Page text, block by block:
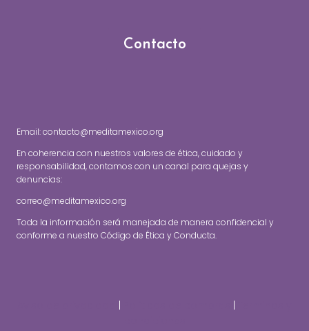
Contacto
Email: contacto@meditamexico.org
En coherencia con nuestros valores de ética, cuidado y
responsabilidad, contamos con un canal para quejas y
denuncias:
correo@meditamexico.org
Toda la información será manejada de manera confidencial y
conforme a nuestro Código de Ética y Conducta.
| |